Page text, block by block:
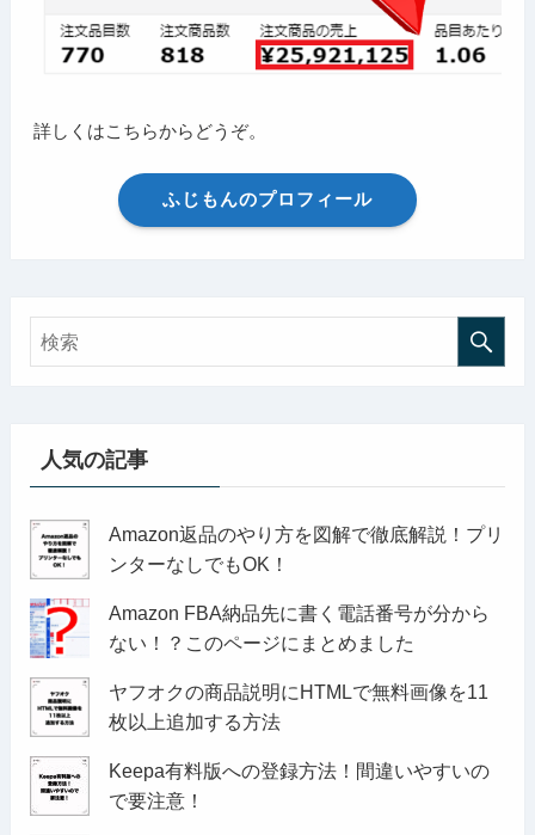
詳しくはこちらからどうぞ。
ふじもんのプロフィール
人気の記事
Amazon返品のやり方を図解で徹底解説！プリ
ンターなしでもOK！
Amazon FBA納品先に書く電話番号が分から
ない！？このページにまとめました
ヤフオクの商品説明にHTMLで無料画像を11
枚以上追加する方法
Keepa有料版への登録方法！間違いやすいの
で要注意！